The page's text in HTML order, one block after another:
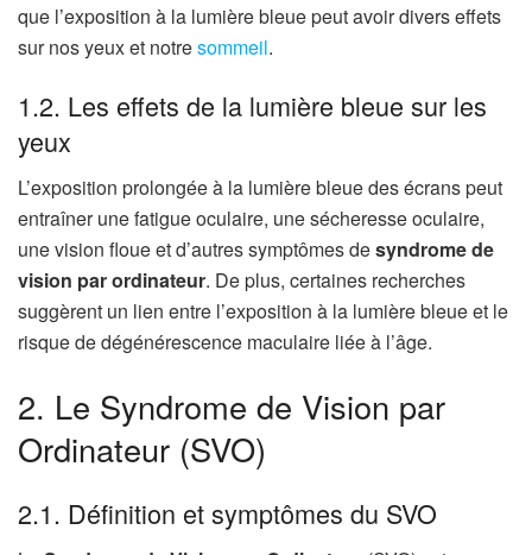
que l’exposition à la lumière bleue peut avoir divers effets
sur nos yeux et notresommeil.
1.2. Les effets de la lumière bleue sur les
yeux
L’exposition prolongée à la lumière bleue des écrans peut
entraîner une fatigue oculaire, une sécheresse oculaire,
une vision floue et d’autres symptômes desyndrome de
vision par ordinateur. De plus, certaines recherches
suggèrent un lien entre l’exposition à la lumière bleue et le
risque de dégénérescence maculaire liée à l’âge.
2. Le Syndrome de Vision par
Ordinateur (SVO)
2.1. Définition et symptômes du SVO